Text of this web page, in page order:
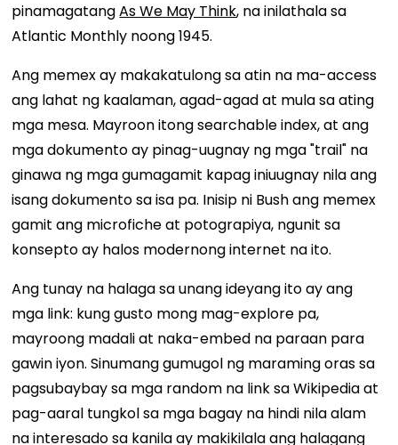
pinamagatangAs We May Think, na inilathala sa
Atlantic Monthly noong 1945.
Ang memex ay makakatulong sa atin na ma-access
ang lahat ng kaalaman, agad-agad at mula sa ating
mga mesa. Mayroon itong searchable index, at ang
mga dokumento ay pinag-uugnay ng mga "trail" na
ginawa ng mga gumagamit kapag iniuugnay nila ang
isang dokumento sa isa pa. Inisip ni Bush ang memex
gamit ang microfiche at potograpiya, ngunit sa
konsepto ay halos modernong internet na ito.
Ang tunay na halaga sa unang ideyang ito ay ang
mga link: kung gusto mong mag-explore pa,
mayroong madali at naka-embed na paraan para
gawin iyon. Sinumang gumugol ng maraming oras sa
pagsubaybay sa mga random na link sa Wikipedia at
pag-aaral tungkol sa mga bagay na hindi nila alam
na interesado sa kanila ay makikilala ang halagang